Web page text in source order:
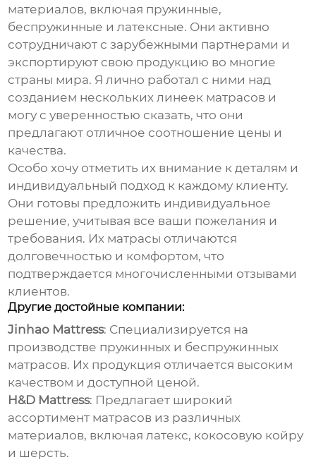
материалов, включая пружинные,
беспружинные и латексные. Они активно
сотрудничают с зарубежными партнерами и
экспортируют свою продукцию во многие
страны мира. Я лично работал с ними над
созданием нескольких линеек матрасов и
могу с уверенностью сказать, что они
предлагают отличное соотношение цены и
качества.
Особо хочу отметить их внимание к деталям и
индивидуальный подход к каждому клиенту.
Они готовы предложить индивидуальное
решение, учитывая все ваши пожелания и
требования. Их матрасы отличаются
долговечностью и комфортом, что
подтверждается многочисленными отзывами
клиентов.
Другие достойные компании:
Jinhao Mattress: Специализируется на
производстве пружинных и беспружинных
матрасов. Их продукция отличается высоким
качеством и доступной ценой.
H&D Mattress: Предлагает широкий
ассортимент матрасов из различных
материалов, включая латекс, кокосовую койру
и шерсть.